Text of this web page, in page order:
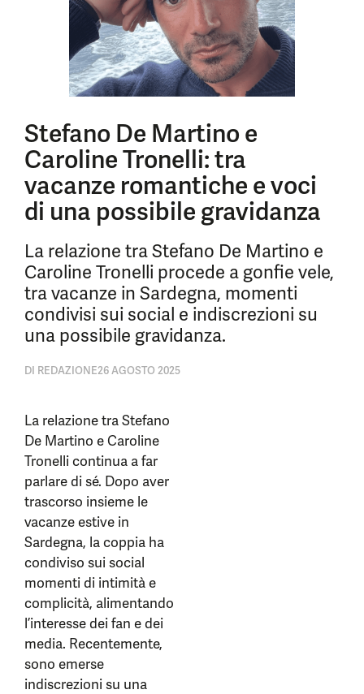
Stefano De Martino e
Caroline Tronelli: tra
vacanze romantiche e voci
di una possibile gravidanza
La relazione tra Stefano De Martino e
Caroline Tronelli procede a gonfie vele,
tra vacanze in Sardegna, momenti
condivisi sui social e indiscrezioni su
una possibile gravidanza.
DI REDAZIONE26 AGOSTO 2025
La relazione tra Stefano
De Martino e Caroline
Tronelli continua a far
parlare di sé. Dopo aver
trascorso insieme le
vacanze estive in
Sardegna, la coppia ha
condiviso sui social
momenti di intimità e
complicità, alimentando
l’interesse dei fan e dei
media. Recentemente,
sono emerse
indiscrezioni su una